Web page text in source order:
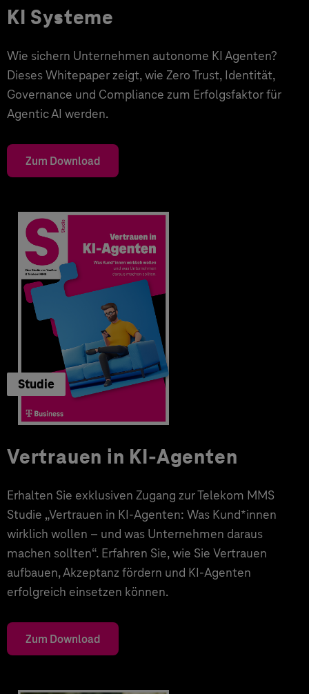
KI Systeme
Wie sichern Unternehmen autonome KI Agenten?
Dieses Whitepaper zeigt, wie Zero Trust, Identität,
Governance und Compliance zum Erfolgsfaktor für
Agentic AI werden.
Zum Download
Studie
Vertrauen in KI-Agenten
Erhalten Sie exklusiven Zugang zur Telekom MMS
Studie „Vertrauen in KI-Agenten: Was Kund*innen
wirklich wollen – und was Unternehmen daraus
machen sollten“. Erfahren Sie, wie Sie Vertrauen
aufbauen, Akzeptanz fördern und KI-Agenten
erfolgreich einsetzen können.
Zum Download